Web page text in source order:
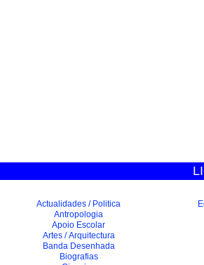
Actualidades / Politica
Antropologia
Apoio Escolar
Artes / Arquitectura
Banda Desenhada
Biografias